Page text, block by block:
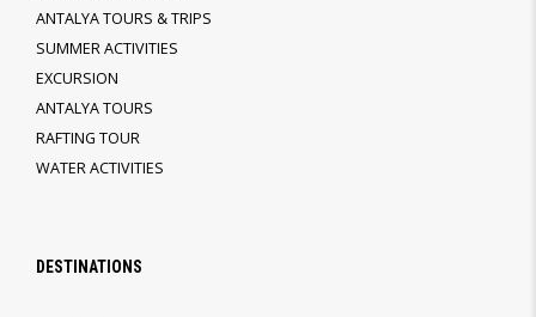
ANTALYA TOURS & TRIPS
SUMMER ACTIVITIES
EXCURSION
ANTALYA TOURS
RAFTING TOUR
WATER ACTIVITIES
DESTINATIONS